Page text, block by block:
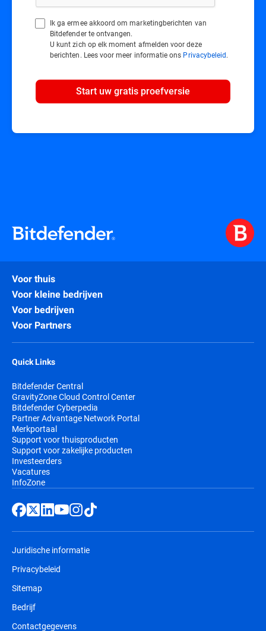
Ik ga ermee akkoord om marketingberichten van
Bitdefender te ontvangen.
U kunt zich op elk moment afmelden voor deze
berichten. Lees voor meer informatie ons Privacybeleid.
Start uw gratis proefversie
Voor thuis
Voor kleine bedrijven
Voor bedrijven
Voor Partners
Quick Links
Bitdefender Central
GravityZone Cloud Control Center
Bitdefender Cyberpedia
Partner Advantage Network Portal
Merkportaal
Support voor thuisproducten
Support voor zakelijke producten
Investeerders
Vacatures
InfoZone
Juridische informatie
Privacybeleid
Sitemap
Bedrijf
Contactgegevens